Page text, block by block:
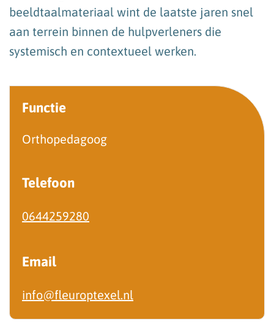
beeldtaalmateriaal wint de laatste jaren snel
aan terrein binnen de hulpverleners die
systemisch en contextueel werken.
Functie
Orthopedagoog
Telefoon
0644259280
Email
info@fleuroptexel.nl